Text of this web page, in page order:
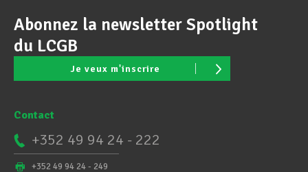
Abonnez la newsletter Spotlight
du LCGB
Je veux m'inscrire
Contact
+352 49 94 24 - 222
+352 49 94 24 - 249